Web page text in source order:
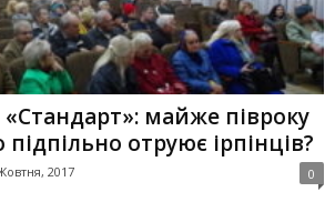
майже півроку
отруює ірпінців?
2017 0